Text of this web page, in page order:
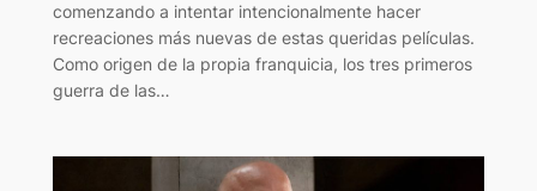
comenzando a intentar intencionalmente hacer
recreaciones más nuevas de estas queridas películas.
Como origen de la propia franquicia, los tres primeros
guerra de las…